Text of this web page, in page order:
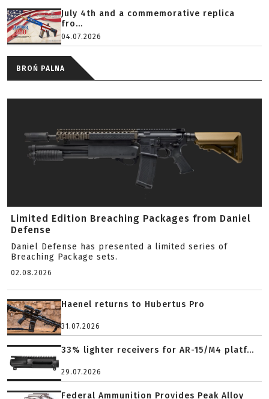
July 4th and a commemorative replica
fro...
04.07.2026
BROŃ PALNA
Limited Edition Breaching Packages from Daniel
Defense
Daniel Defense has presented a limited series of
Breaching Package sets.
02.08.2026
Haenel returns to Hubertus Pro
31.07.2026
33% lighter receivers for AR-15/M4 platf...
29.07.2026
Federal Ammunition Provides Peak Alloy